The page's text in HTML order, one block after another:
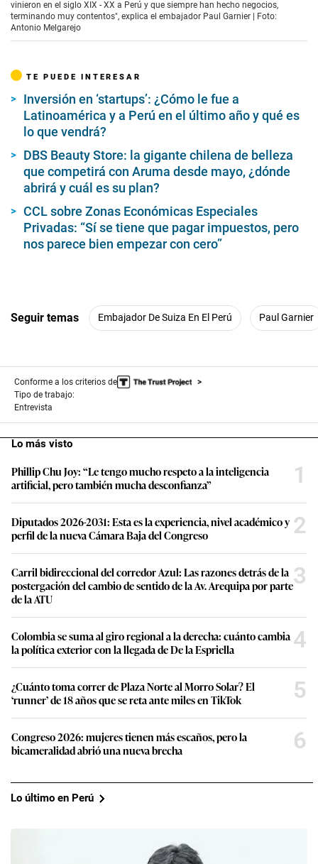
vinieron en el siglo XIX - XX a Perú y que siempre han hecho negocios,
terminando muy contentos", explica el embajador Paul Garnier | Foto:
Antonio Melgarejo
TE PUEDE INTERESAR
Inversión en ‘startups’: ¿Cómo le fue a
Latinoamérica y a Perú en el último año y qué es
lo que vendrá?
DBS Beauty Store: la gigante chilena de belleza
que competirá con Aruma desde mayo, ¿dónde
abrirá y cuál es su plan?
CCL sobre Zonas Económicas Especiales
Privadas: “Sí se tiene que pagar impuestos, pero
nos parece bien empezar con cero”
Seguir temas Embajador De Suiza En El Perú Paul Garnier
Conforme a los criterios de
Tipo de trabajo:
Entrevista
Lo más visto
Phillip Chu Joy: “Le tengo mucho respeto a la inteligencia
artificial, pero también mucha desconfianza”
1
Diputados 2026-2031: Esta es la experiencia, nivel académico y
perfil de la nueva Cámara Baja del Congreso
2
Carril bidireccional del corredor Azul: Las razones detrás de la
postergación del cambio de sentido de la Av. Arequipa por parte
de la ATU
3
Colombia se suma al giro regional a la derecha: cuánto cambia
la política exterior con la llegada de De la Espriella
4
¿Cuánto toma correr de Plaza Norte al Morro Solar? El
‘runner’ de 18 años que se reta ante miles en TikTok
5
Congreso 2026: mujeres tienen más escaños, pero la
bicameralidad abrió una nueva brecha
6
Lo último en Perú